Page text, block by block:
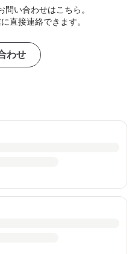
い合わせはこちら。
直接連絡できます。
わせ